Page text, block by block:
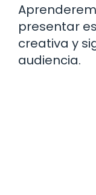
presentar
creativa y
audiencia.